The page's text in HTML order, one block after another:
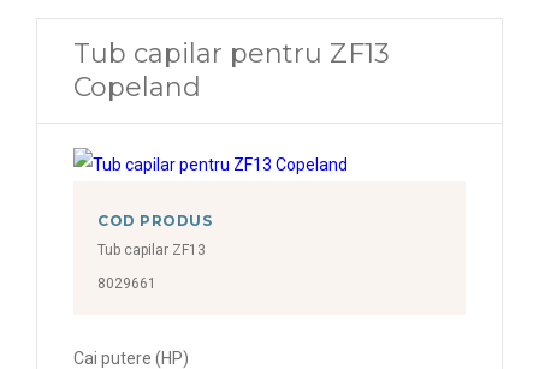
Tub capilar pentru ZF13
Copeland
COD PRODUS
Tub capilar ZF13
8029661
Cai putere (HP)